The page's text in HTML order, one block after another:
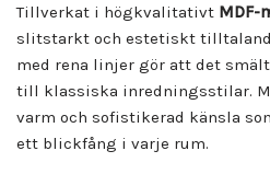
Tillverkat i högkvalitativt MDF-
slitstarkt och estetiskt
med rena linjer gör att det
till klassiska inredningsstilar.
varm och sofistikerad känsla
ett blickfång i varje rum.